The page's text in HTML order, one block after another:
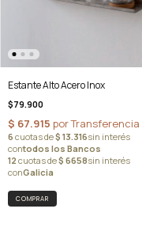
Estante Alto Acero Inox
$79.900